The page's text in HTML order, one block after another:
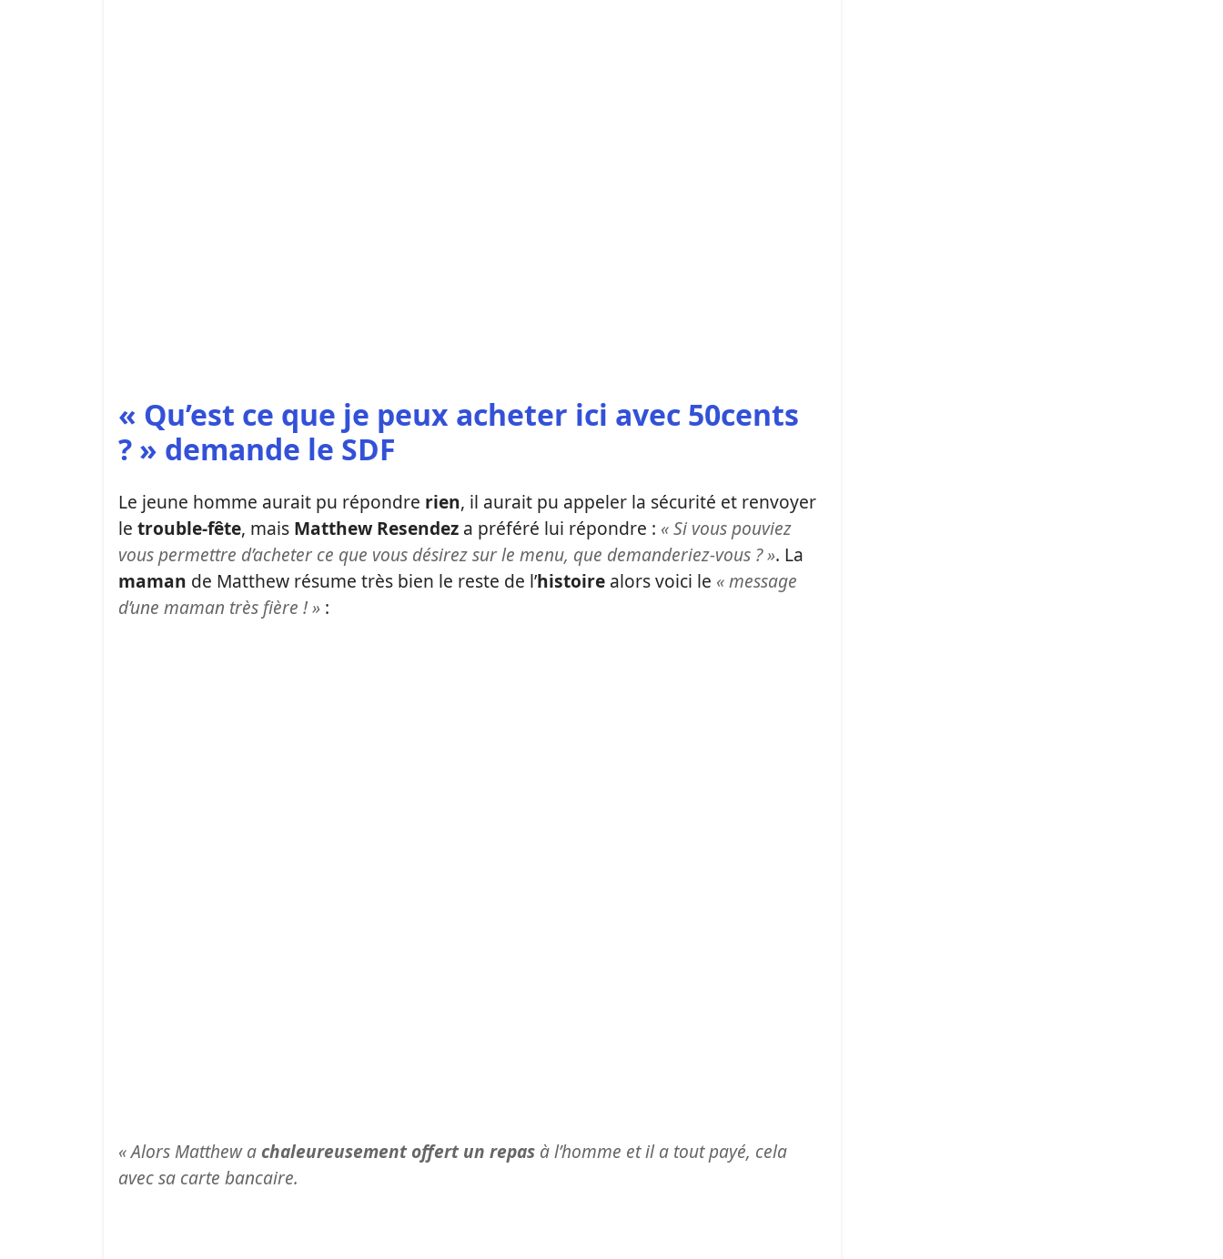
« Qu’est ce que je peux acheter ici avec 50cents
? » demande le SDF
Le jeune homme aurait pu répondre rien, il aurait pu appeler la sécurité et renvoyer
le trouble-fête, mais Matthew Resendez a préféré lui répondre : « Si vous pouviez
vous permettre d’acheter ce que vous désirez sur le menu, que demanderiez-vous ? ». La
maman de Matthew résume très bien le reste de l’histoire alors voici le « message
d’une maman très fière ! » :
« Alors Matthew a chaleureusement offert un repas à l’homme et il a tout payé, cela
avec sa carte bancaire.